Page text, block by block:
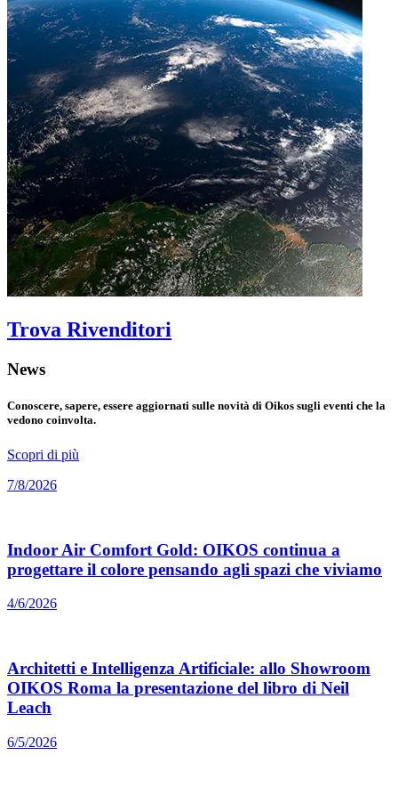
Trova Rivenditori
News
Conoscere, sapere, essere aggiornati sulle novità di Oikos sugli eventi che la
vedono coinvolta.
Scopri di più
7/8/2026
Indoor Air Comfort Gold: OIKOS continua a
progettare il colore pensando agli spazi che viviamo
4/6/2026
Architetti e Intelligenza Artificiale: allo Showroom
OIKOS Roma la presentazione del libro di Neil
Leach
6/5/2026